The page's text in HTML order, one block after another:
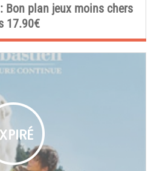
Bon plan jeux moins chers
17.90€